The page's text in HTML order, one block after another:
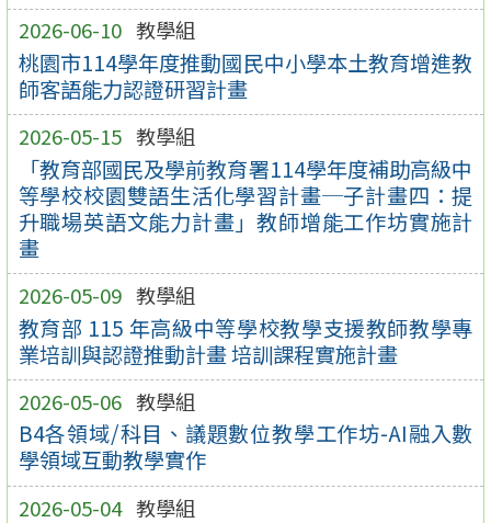
2026-06-10 教學組
桃園市114學年度推動國民中小學本土教育增進教
師客語能力認證研習計畫
2026-05-15 教學組
「教育部國民及學前教育署114學年度補助高級中
等學校校園雙語生活化學習計畫─子計畫四：提
升職場英語文能力計畫」教師增能工作坊實施計
畫
2026-05-09 教學組
教育部 115 年高級中等學校教學支援教師教學專
業培訓與認證推動計畫 培訓課程實施計畫
2026-05-06 教學組
B4各領域/科目、議題數位教學工作坊-AI融入數
學領域互動教學實作
2026-05-04 教學組